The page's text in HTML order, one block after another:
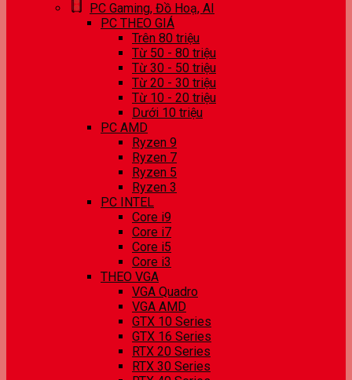
PC Gaming, Đồ Hoạ, AI
PC THEO GIÁ
Trên 80 triệu
Từ 50 - 80 triệu
Từ 30 - 50 triệu
Từ 20 - 30 triệu
Từ 10 - 20 triệu
Dưới 10 triệu
PC AMD
Ryzen 9
Ryzen 7
Ryzen 5
Ryzen 3
PC INTEL
Core i9
Core i7
Core i5
Core i3
THEO VGA
VGA Quadro
VGA AMD
GTX 10 Series
GTX 16 Series
RTX 20 Series
RTX 30 Series